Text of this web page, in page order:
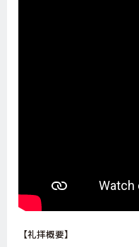
【礼拝概要】